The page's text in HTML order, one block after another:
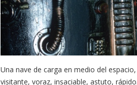
Una nave de carga en medio del
visitante, voraz, insaciable, astuto,